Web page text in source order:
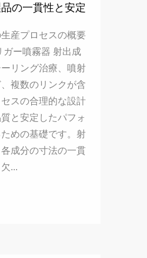
の一貫性と安定
産プロセスの概要
ガー噴霧器 射出成
リング治療、噴射
複数のリンクが含
スの合理的な設計
と安定したパフォ
めの基礎です。射
成分の寸法の一貫
...